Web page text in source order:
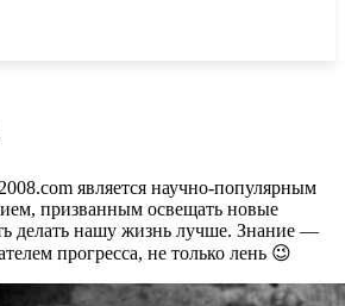
является научно-популярным
призванным освещать новые
делать нашу жизнь лучше. Знание —
прогресса, не только лень 😉